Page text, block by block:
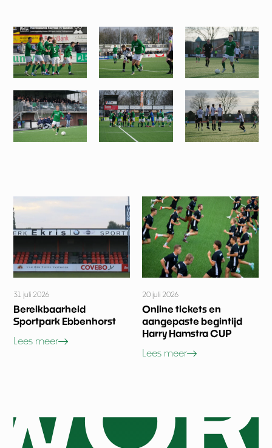
31 juli 2026
Bereikbaarheid
Sportpark Ebbenhorst
Lees meer
20 juli 2026
Online tickets en
aangepaste begintijd
Harry Hamstra CUP
Lees meer